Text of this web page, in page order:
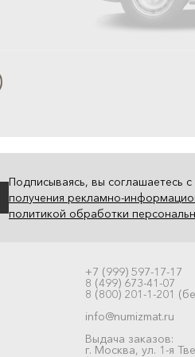
Подписываясь, вы соглашаетесь с
получения рекламно-
политикой обработки
+7 (999) 597-17-17
8 (499) 673-41-07
8 (800) 201-1-201
info@numizmat.ru
Выдача заказов:
г. Москва, ул. 1-я